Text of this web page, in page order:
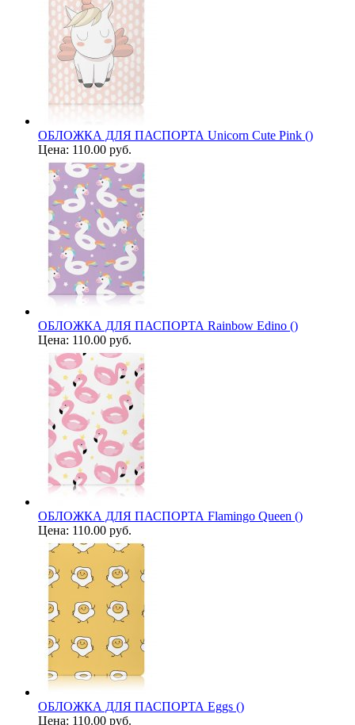
ОБЛОЖКА ДЛЯ ПАСПОРТА Unicorn Cute Pink ()
Цена: 110.00 руб.
ОБЛОЖКА ДЛЯ ПАСПОРТА Rainbow Edino ()
Цена: 110.00 руб.
ОБЛОЖКА ДЛЯ ПАСПОРТА Flamingo Queen ()
Цена: 110.00 руб.
ОБЛОЖКА ДЛЯ ПАСПОРТА Eggs ()
Цена: 110.00 руб.